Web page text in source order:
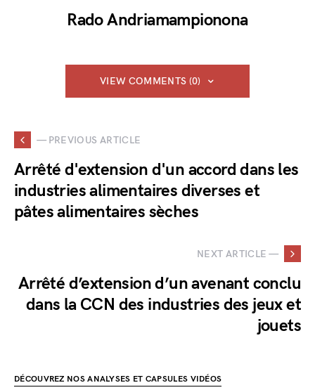
Rado Andriamampionona
VIEW COMMENTS (0)
— PREVIOUS ARTICLE
Arrêté d'extension d'un accord dans les
industries alimentaires diverses et
pâtes alimentaires sèches
NEXT ARTICLE —
Arrêté d’extension d’un avenant conclu
dans la CCN des industries des jeux et
jouets
DÉCOUVREZ NOS ANALYSES ET CAPSULES VIDÉOS